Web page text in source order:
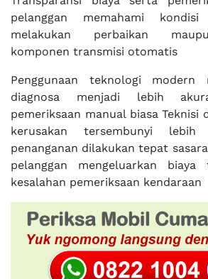
pelanggan memahami
melakukan perbaikan
komponen transmisi otomatis
Penggunaan teknologi modern
diagnosa menjadi lebih
pemeriksaan manual biasa Teknisi
kerusakan tersembunyi lebih
penanganan dilakukan tepat
pelanggan mengeluarkan biaya
kesalahan pemeriksaan kendaraan